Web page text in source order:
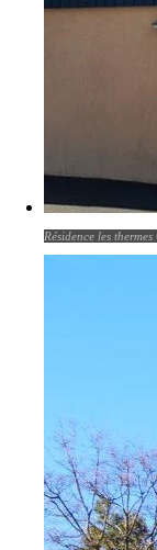
Résidence les